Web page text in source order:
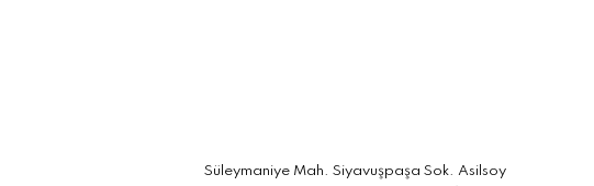
Süleymaniye Mah. Siyavuşpaşa Sok. Asilsoy